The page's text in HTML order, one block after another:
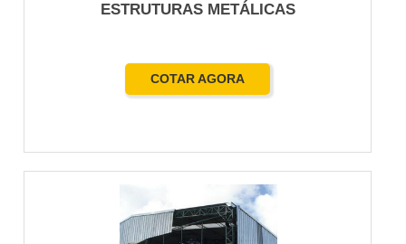
ESTRUTURAS METÁLICAS
COTAR AGORA